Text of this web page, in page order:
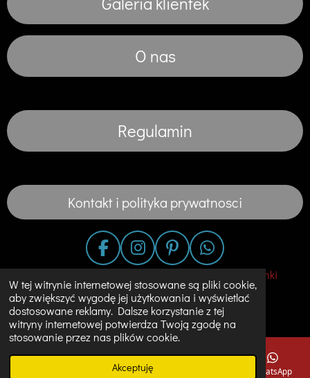
W tej witrynie internetowej stosowane są pliki cookie,
aby zwiększyć wygodę jej użytkowania i wyświetlać
dostosowane reklamy. Dalsze korzystanie z tej
witryny internetowej potwierdza Twoją zgodę na
stosowanie przez nas plików cookie.
Akceptuję
O nas
Regulamin
Kontakt i polityka prywatnosci
F
a
c
e
b
o
o
I
n
s
t
a
g
r
a
P
i
n
t
e
r
e
W
h
a
t
s
p
© 2020 - 2023 Fashion in the City-Suknie Slubne Sukienki
Unikalne Ubrania w Holandii
Obsługiwana przezJouwWeb
Mapa WhatsApp